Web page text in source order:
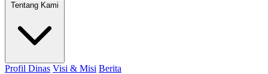
Tentang Kami
Profil Dinas Visi & Misi Berita